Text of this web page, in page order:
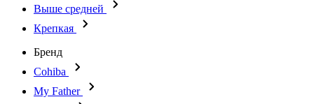
Выше средней
Крепкая
Бренд
Cohiba
My Father